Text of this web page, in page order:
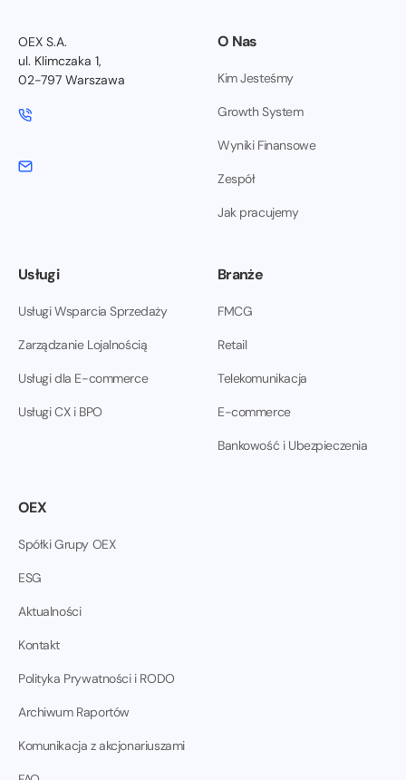
OEX S.A.
ul. Klimczaka 1,
02-797 Warszawa
O Nas
Kim Jesteśmy
Growth System
Wyniki Finansowe
Zespół
Jak pracujemy
Usługi
Usługi Wsparcia Sprzedaży
Zarządzanie Lojalnością
Usługi dla E-commerce
Usługi CX i BPO
Branże
FMCG
Retail
Telekomunikacja
E-commerce
Bankowość i Ubezpieczenia
OEX
Spółki Grupy OEX
ESG
Aktualności
Kontakt
Polityka Prywatności i RODO
Archiwum Raportów
Komunikacja z akcjonariuszami